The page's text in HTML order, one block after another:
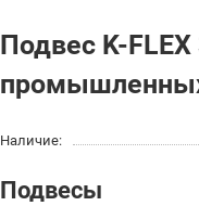
Подвес K-
Наличие:
Подвесы